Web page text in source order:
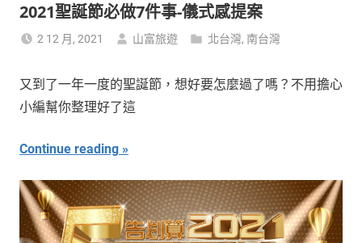
2021聖誕節必做7件事-儀式感提案
2 12 月, 2021 山富旅遊 北台灣, 南台灣
又到了一年一度的聖誕節，想好要怎麼過了嗎？不用擔心
小編幫你整理好了這
Continue reading